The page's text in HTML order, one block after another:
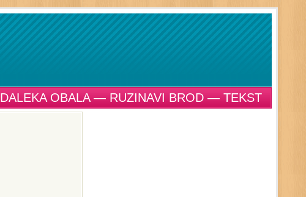
DALEKA OBALA — RUZINAVI BROD — TEKST